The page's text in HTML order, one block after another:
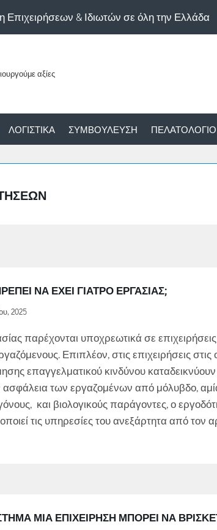
Επιχειρήσεων & Ιδιωτών σε όλη την Ελλάδα
ΛΟΓΙΣΤΙΚΆ ΣΥΜΒΟΎΛΕΥΣΗ ΠΕΛΑΤΟΛΌΓΙΟ
ΝΑ ΈΧΕΙ ΓΙΑΤΡΌ ΕΡΓΑΣΊΑΣ;
2025
παρέχονται υποχρεωτικά σε
Επιπλέον, στις επιχειρήσεις στις
επαγγελματικού κινδύνου καταδεικνύουν
ασφάλεια των εργαζομένων από μόλυβδο,
και βιολογικούς παράγοντες, ο
τις υπηρεσίες του ανεξάρτητα από τον
ΜΙΑ ΕΠΙΧΕΊΡΗΣΗ ΜΠΟΡΕΊ ΝΑ